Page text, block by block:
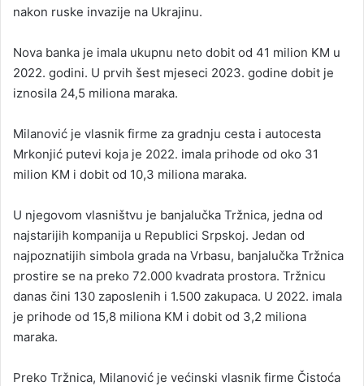
nakon ruske invazije na Ukrajinu.
Nova banka je imala ukupnu neto dobit od 41 milion KM u
2022. godini. U prvih šest mjeseci 2023. godine dobit je
iznosila 24,5 miliona maraka.
Milanović je vlasnik firme za gradnju cesta i autocesta
Mrkonjić putevi koja je 2022. imala prihode od oko 31
milion KM i dobit od 10,3 miliona maraka.
U njegovom vlasništvu je banjalučka Tržnica, jedna od
najstarijih kompanija u Republici Srpskoj. Jedan od
najpoznatijih simbola grada na Vrbasu, banjalučka Tržnica
prostire se na preko 72.000 kvadrata prostora. Tržnicu
danas čini 130 zaposlenih i 1.500 zakupaca. U 2022. imala
je prihode od 15,8 miliona KM i dobit od 3,2 miliona
maraka.
Preko Tržnica, Milanović je većinski vlasnik firme Čistoća